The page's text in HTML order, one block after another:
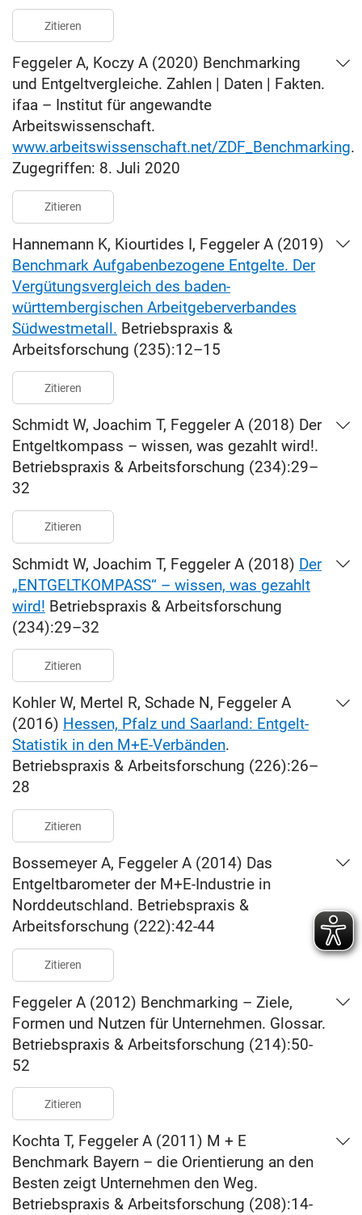
Zitieren
Feggeler A, Koczy A (2020) Benchmarking
und Entgeltvergleiche. Zahlen | Daten | Fakten.
ifaa – Institut für angewandte
Arbeitswissenschaft.
www.arbeitswissenschaft.net/ZDF_Benchmarking.
Zugegriffen: 8. Juli 2020
Zitieren
Hannemann K, Kiourtides I, Feggeler A (2019)
Benchmark Aufgabenbezogene Entgelte. Der
Vergütungsvergleich des baden-
württembergischen Arbeitgeberverbandes
Südwestmetall. Betriebspraxis &
Arbeitsforschung (235):12–15
Zitieren
Schmidt W, Joachim T, Feggeler A (2018) Der
Entgeltkompass – wissen, was gezahlt wird!.
Betriebspraxis & Arbeitsforschung (234):29–
32
Zitieren
Schmidt W, Joachim T, Feggeler A (2018) Der
„ENTGELTKOMPASS“ – wissen, was gezahlt
wird! Betriebspraxis & Arbeitsforschung
(234):29–32
Zitieren
Kohler W, Mertel R, Schade N, Feggeler A
(2016) Hessen, Pfalz und Saarland: Entgelt-
Statistik in den M+E-Verbänden.
Betriebspraxis & Arbeitsforschung (226):26–
28
Zitieren
Bossemeyer A, Feggeler A (2014) Das
Entgeltbarometer der M+E-Industrie in
Norddeutschland. Betriebspraxis &
Arbeitsforschung (222):42-44
Zitieren
Feggeler A (2012) Benchmarking – Ziele,
Formen und Nutzen für Unternehmen. Glossar.
Betriebspraxis & Arbeitsforschung (214):50-
52
Zitieren
Kochta T, Feggeler A (2011) M + E
Benchmark Bayern – die Orientierung an den
Besten zeigt Unternehmen den Weg.
Betriebspraxis & Arbeitsforschung (208):14-